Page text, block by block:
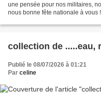
une pensée pour nos militaires,
nous bonne fête nationale à vous !
collection de .....eau,
Publié le 08/07/2026 à 01:21
Par celine